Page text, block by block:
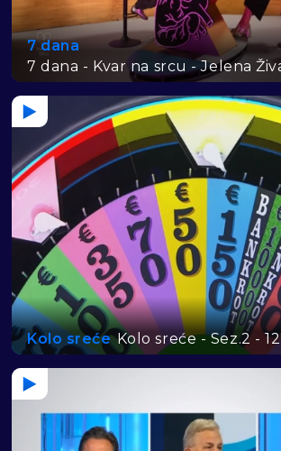
7 dana
7 dana - Kvar na srcu - Jelena
Kolo sreće Kolo sreće - Sez.2 -